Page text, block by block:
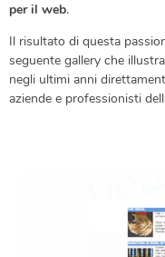
per il web.
Il risultato di questa
seguente gallery che
negli ultimi anni
aziende e professionisti